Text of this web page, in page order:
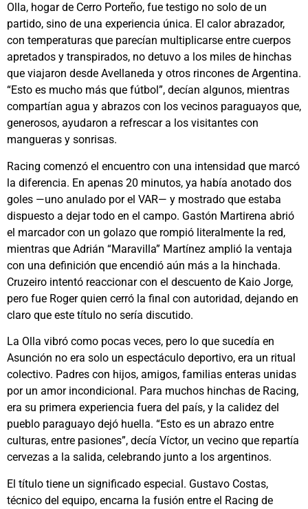
Olla, hogar de Cerro Porteño, fue testigo no solo de un
partido, sino de una experiencia única. El calor abrazador,
con temperaturas que parecían multiplicarse entre cuerpos
apretados y transpirados, no detuvo a los miles de hinchas
que viajaron desde Avellaneda y otros rincones de Argentina.
“Esto es mucho más que fútbol”, decían algunos, mientras
compartían agua y abrazos con los vecinos paraguayos que,
generosos, ayudaron a refrescar a los visitantes con
mangueras y sonrisas.
Racing comenzó el encuentro con una intensidad que marcó
la diferencia. En apenas 20 minutos, ya había anotado dos
goles —uno anulado por el VAR— y mostrado que estaba
dispuesto a dejar todo en el campo. Gastón Martirena abrió
el marcador con un golazo que rompió literalmente la red,
mientras que Adrián “Maravilla” Martínez amplió la ventaja
con una definición que encendió aún más a la hinchada.
Cruzeiro intentó reaccionar con el descuento de Kaio Jorge,
pero fue Roger quien cerró la final con autoridad, dejando en
claro que este título no sería discutido.
La Olla vibró como pocas veces, pero lo que sucedía en
Asunción no era solo un espectáculo deportivo, era un ritual
colectivo. Padres con hijos, amigos, familias enteras unidas
por un amor incondicional. Para muchos hinchas de Racing,
era su primera experiencia fuera del país, y la calidez del
pueblo paraguayo dejó huella. “Esto es un abrazo entre
culturas, entre pasiones”, decía Víctor, un vecino que repartía
cervezas a la salida, celebrando junto a los argentinos.
El título tiene un significado especial. Gustavo Costas,
técnico del equipo, encarna la fusión entre el Racing de